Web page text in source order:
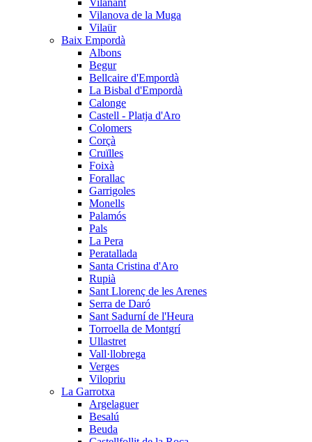
Vilanant
Vilanova de la Muga
Vilaür
Baix Empordà
Albons
Begur
Bellcaire d'Empordà
La Bisbal d'Empordà
Calonge
Castell - Platja d'Aro
Colomers
Corçà
Cruïlles
Foixà
Forallac
Garrigoles
Monells
Palamós
Pals
La Pera
Peratallada
Santa Cristina d'Aro
Rupià
Sant Llorenç de les Arenes
Serra de Daró
Sant Sadurní de l'Heura
Torroella de Montgrí
Ullastret
Vall·llobrega
Verges
Vilopriu
La Garrotxa
Argelaguer
Besalú
Beuda